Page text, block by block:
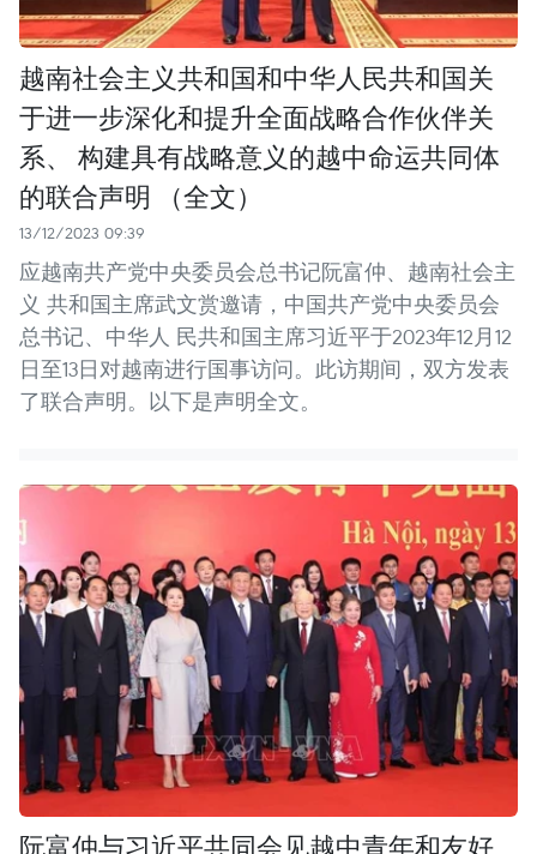
越南社会主义共和国和中华人民共和国关
于进一步深化和提升全面战略合作伙伴关
系、 构建具有战略意义的越中命运共同体
的联合声明 （全文）
13/12/2023 09:39
应越南共产党中央委员会总书记阮富仲、越南社会主
义 共和国主席武文赏邀请，中国共产党中央委员会
总书记、中华人 民共和国主席习近平于2023年12月12
日至13日对越南进行国事访问。此访期间，双方发表
了联合声明。以下是声明全文。
阮富仲与习近平共同会见越中青年和友好